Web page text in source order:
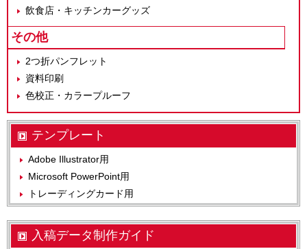
飲食店・キッチンカーグッズ
その他
2つ折パンフレット
資料印刷
色校正・カラープルーフ
テンプレート
Adobe Illustrator用
Microsoft PowerPoint用
トレーディングカード用
入稿データ制作ガイド